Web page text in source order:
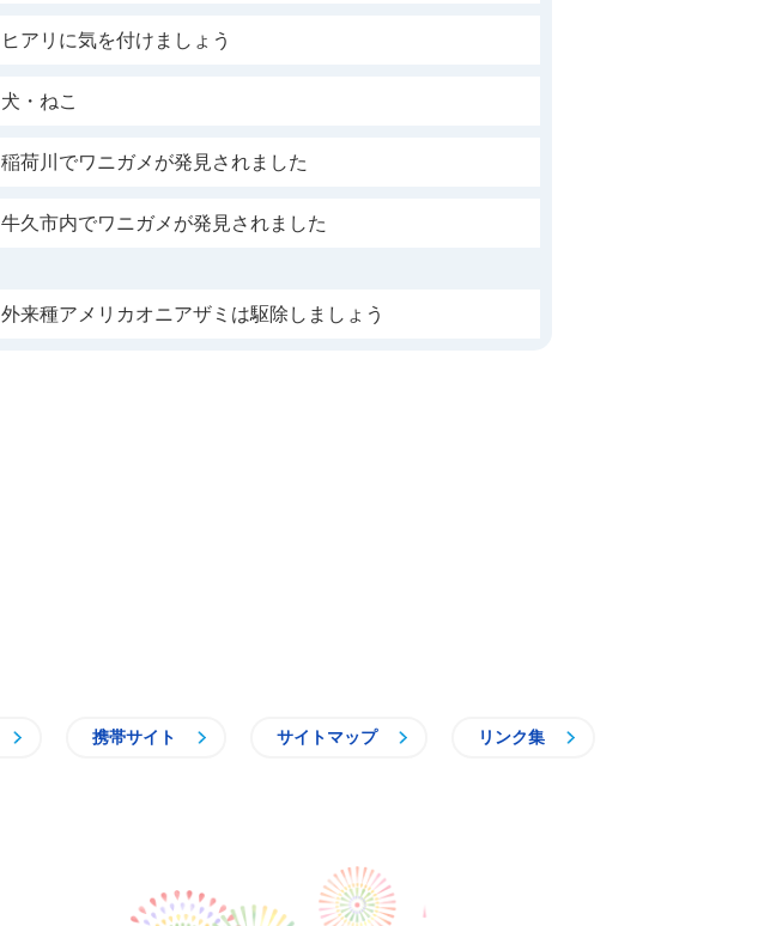
ヒアリに気を付けましょう
犬・ねこ
稲荷川でワニガメが発見されました
牛久市内でワニガメが発見されました
外来種アメリカオニアザミは駆除しましょう
携帯サイト サイトマップ リンク集